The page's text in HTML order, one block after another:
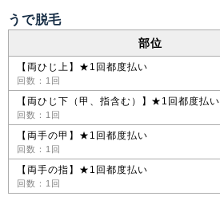
うで脱毛
部位
【両ひじ上】★1回都度払い
回数：1回
【両ひじ下（甲、指含む）】★1回都度払い
回数：1回
【両手の甲】★1回都度払い
回数：1回
【両手の指】★1回都度払い
回数：1回